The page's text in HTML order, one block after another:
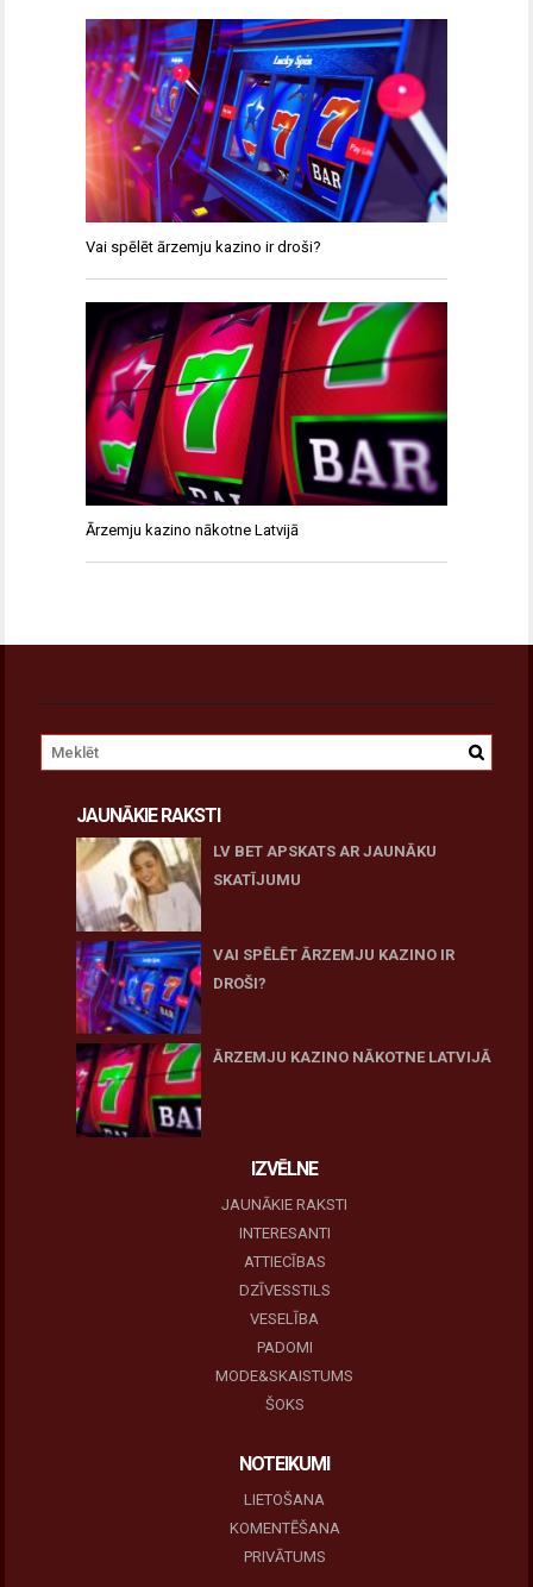
Vai spēlēt ārzemju kazino ir droši?
Ārzemju kazino nākotne Latvijā
JAUNĀKIE RAKSTI
LV BET APSKATS AR JAUNĀKU
SKATĪJUMU
VAI SPĒLĒT ĀRZEMJU KAZINO IR
DROŠI?
ĀRZEMJU KAZINO NĀKOTNE LATVIJĀ
IZVĒLNE
JAUNĀKIE RAKSTI
INTERESANTI
ATTIECĪBAS
DZĪVESSTILS
VESELĪBA
PADOMI
MODE&SKAISTUMS
ŠOKS
NOTEIKUMI
LIETOŠANA
KOMENTĒŠANA
PRIVĀTUMS